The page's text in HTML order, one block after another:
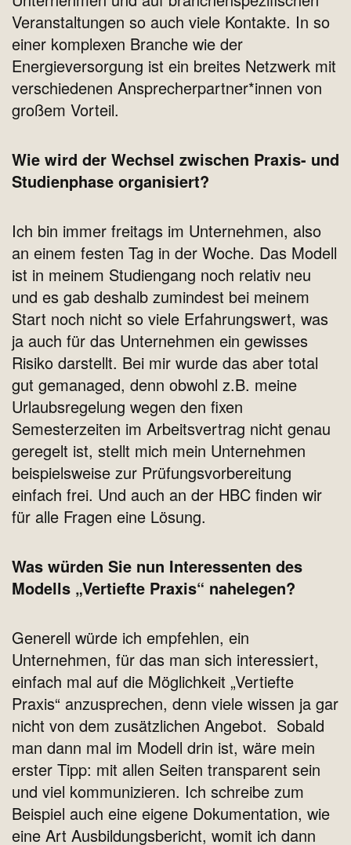
Veranstaltungen so auch viele Kontakte. In so
einer komplexen Branche wie der
Energieversorgung ist ein breites Netzwerk mit
verschiedenen Ansprecherpartner*innen von
großem Vorteil.
Wie wird der Wechsel zwischen Praxis- und
Studienphase organisiert?
Ich bin immer freitags im Unternehmen, also
an einem festen Tag in der Woche. Das Modell
ist in meinem Studiengang noch relativ neu
und es gab deshalb zumindest bei meinem
Start noch nicht so viele Erfahrungswert, was
ja auch für das Unternehmen ein gewisses
Risiko darstellt. Bei mir wurde das aber total
gut gemanaged, denn obwohl z.B. meine
Urlaubsregelung wegen den fixen
Semesterzeiten im Arbeitsvertrag nicht genau
geregelt ist, stellt mich mein Unternehmen
beispielsweise zur Prüfungsvorbereitung
einfach frei. Und auch an der HBC finden wir
für alle Fragen eine Lösung.
Was würden Sie nun Interessenten des
Modells „Vertiefte Praxis“ nahelegen?
Generell würde ich empfehlen, ein
Unternehmen, für das man sich interessiert,
einfach mal auf die Möglichkeit „Vertiefte
Praxis“ anzusprechen, denn viele wissen ja gar
nicht von dem zusätzlichen Angebot. Sobald
man dann mal im Modell drin ist, wäre mein
erster Tipp: mit allen Seiten transparent sein
und viel kommunizieren. Ich schreibe zum
Beispiel auch eine eigene Dokumentation, wie
eine Art Ausbildungsbericht, womit ich dann